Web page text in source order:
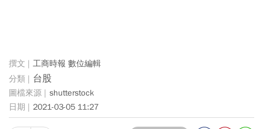
工商時報 數位編輯
台股
shutterstock
2021-03-05 11:27